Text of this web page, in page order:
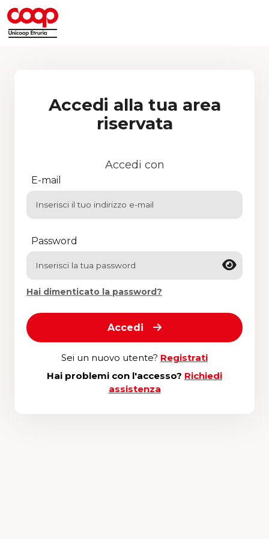
Accedi alla tua area
riservata
Accedi con
E-mail
Password
Hai dimenticato la password?
Accedi
Sei un nuovo utente? Registrati
Hai problemi con l'accesso? Richiedi
assistenza